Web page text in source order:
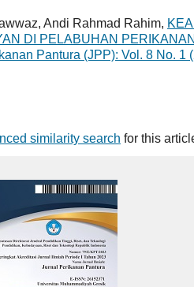
Andi Rahmad Rahim,
DI PELABUHAN
Pantura (JPP): Vol. 8 No. 1
similarity search for this